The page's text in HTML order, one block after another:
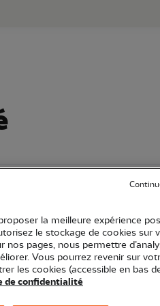
Aller à la
la biodiversité !
sur une ferme partenaire
la meilleure expérience
le stockage de cookies sur
pages, nous permettre
Vous pourrez revenir sur
les cookies (accessible en bas
de confidentialité